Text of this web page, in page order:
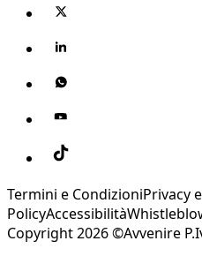
Termini e CondizioniPrivacy
PolicyAccessibilità
Copyright 2026 ©Avvenire